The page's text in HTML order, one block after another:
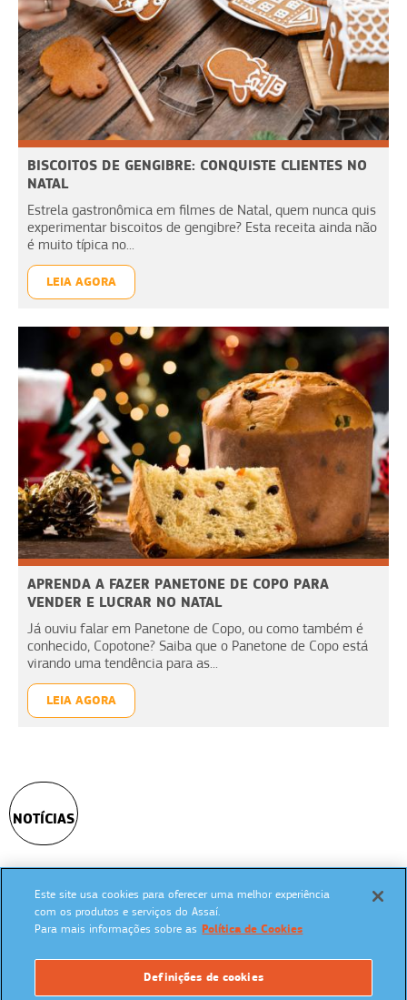
BISCOITOS DE GENGIBRE: CONQUISTE CLIENTES NO
NATAL
Estrela gastronômica em filmes de Natal, quem nunca quis
experimentar biscoitos de gengibre? Esta receita ainda não
é muito típica no...
LEIA AGORA
APRENDA A FAZER PANETONE DE COPO PARA
VENDER E LUCRAR NO NATAL
Já ouviu falar em Panetone de Copo, ou como também é
conhecido, Copotone? Saiba que o Panetone de Copo está
virando uma tendência para as...
LEIA AGORA
NOTÍCIAS
SIGA NAS REDES SOCIAIS:
Este site usa cookies para oferecer uma melhor experiência
com os produtos e serviços do Assaí.
Para mais informações sobre as Política de Cookies
Definições de cookies